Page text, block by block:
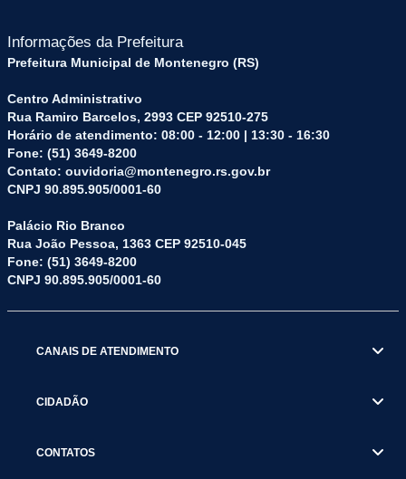
Informações da Prefeitura
Prefeitura Municipal de Montenegro (RS)
Centro Administrativo
Rua Ramiro Barcelos, 2993 CEP 92510-275
Horário de atendimento: 08:00 - 12:00 | 13:30 - 16:30
Fone: (51) 3649-8200
Contato: ouvidoria@montenegro.rs.gov.br
CNPJ 90.895.905/0001-60
Palácio Rio Branco
Rua João Pessoa, 1363 CEP 92510-045
Fone: (51) 3649-8200
CNPJ 90.895.905/0001-60
CANAIS DE ATENDIMENTO
CIDADÃO
CONTATOS